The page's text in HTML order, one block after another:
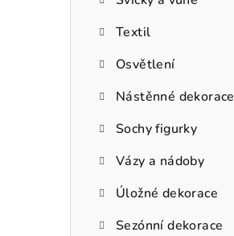
Textil
Osvětlení
Nástěnné dekorace
Sochy figurky
Vázy a nádoby
Úložné dekorace
Sezónní dekorace